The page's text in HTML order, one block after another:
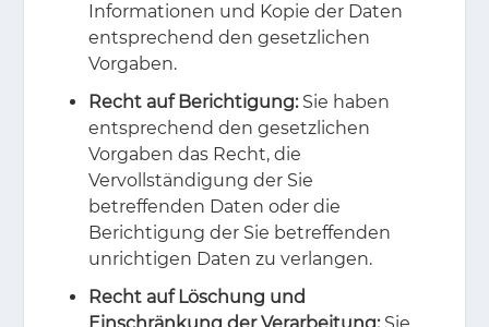
Informationen und Kopie der Daten
entsprechend den gesetzlichen
Vorgaben.
Recht auf Berichtigung:Sie haben
entsprechend den gesetzlichen
Vorgaben das Recht, die
Vervollständigung der Sie
betreffenden Daten oder die
Berichtigung der Sie betreffenden
unrichtigen Daten zu verlangen.
Recht auf Löschung und